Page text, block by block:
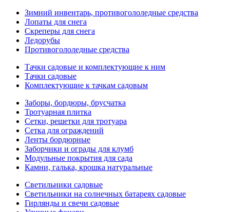
Зимний инвентарь, противогололедные средства
Лопаты для снега
Скреперы для снега
Ледорубы
Противогололедные средства
Тачки садовые и комплектующие к ним
Тачки садовые
Комплектующие к тачкам садовым
Заборы, бордюры, брусчатка
Тротуарная плитка
Сетки, решетки для тротуара
Сетка для ограждений
Ленты бордюрные
Заборчики и ограды для клумб
Модульные покрытия для сада
Камни, галька, крошка натуральные
Светильники садовые
Светильники на солнечных батареях садовые
Гирлянды и свечи садовые